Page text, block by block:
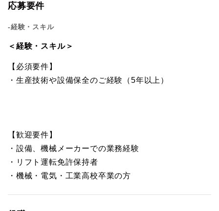
応募要件
-経験・スキル
＜経験・スキル＞
【必須要件】
・生産技術や設備保全のご経験（5年以上）
【歓迎要件】
・設備、機械メーカーでの業務経験
・リフト運転免許保持者
・機械・電気・工業高校卒業の方